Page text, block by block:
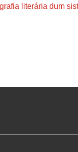
literária dum